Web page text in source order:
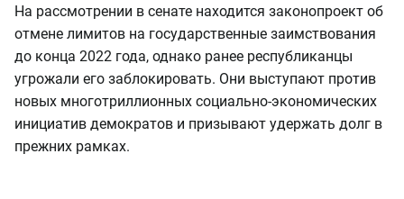
На рассмотрении в сенате находится законопроект об
отмене лимитов на государственные заимствования
до конца 2022 года, однако ранее республиканцы
угрожали его заблокировать. Они выступают против
новых многотриллионных социально-экономических
инициатив демократов и призывают удержать долг в
прежних рамках.